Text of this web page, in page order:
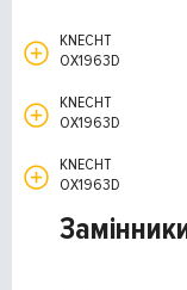
KNECHT
OX1963D
KNECHT
OX1963D
KNECHT
OX1963D